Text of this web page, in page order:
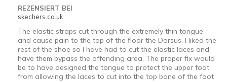
REZENSIERT BEI
skechers.co.uk
The elastic straps cut through the extremely thin tongue
and cause pain to the top of the floor the Dorsus. I liked the
rest of the shoe so I have had to cut the elastic laces and
have them bypass the offending area, The proper fix would
be to have designed the tongue to protect the upper foot
from allowing the laces to cut into the top bone of the foot